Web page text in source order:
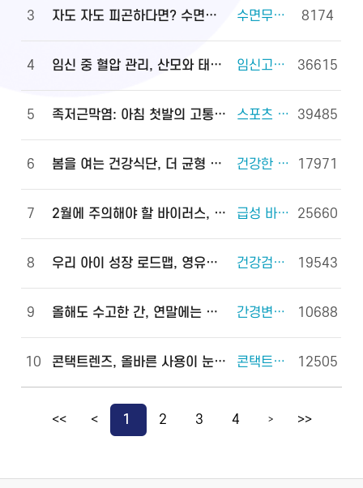
3 자도 자도 피곤하다면? 수면무호흡증 진단·관리법 수면무호흡증 외 2건 8174
4 임신 중 혈압 관리, 산모와 태아를 지키는 첫걸음 임신고혈압과 전자간증(임신중독증) 외 4건 36615
5 족저근막염: 아침 첫발의 고통, 원인과 대처법 스포츠 손상과 안전(족관절(발목 관절) 손상) 외 2건 39485
6 봄을 여는 건강식단, 더 균형 있게! 건강한 체중조절을 위한 식사 외 6건 17971
7 2월에 주의해야 할 바이러스, 이렇게 예방하세요! 급성 바이러스 위장관염 외 2건 25660
8 우리 아이 성장 로드맵, 영유아 건강검진으로 완성하세요! 건강검진(국가건강검진) 외 2건 19543
9 올해도 수고한 간, 연말에는 쉬게 해 주세요! 간경변증 외 3건 10688
10 콘택트렌즈, 올바른 사용이 눈 건강을 지킵니다! 콘택트렌즈 외 2건 12505
<< < 1 2 3 4 > >>